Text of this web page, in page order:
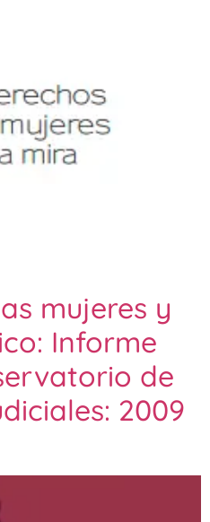
mujeres y
Informe
de
2009